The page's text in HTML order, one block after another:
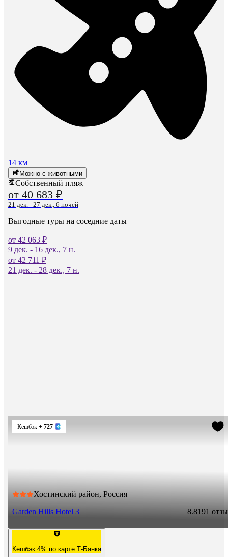
14 км
Можно с животными
Собственный пляж
от 40 683 ₽
21 дек. - 27 дек., 6 ночей
Выгодные туры на соседние даты
от 42 063 ₽
9 дек. - 16 дек., 7 н.
от 42 711 ₽
21 дек. - 28 дек., 7 н.
Кешбэк + 727
Хостинский район, Россия
Garden Hills Hotel 3
8.8191
Кешбэк 4% по карте Т-Банка